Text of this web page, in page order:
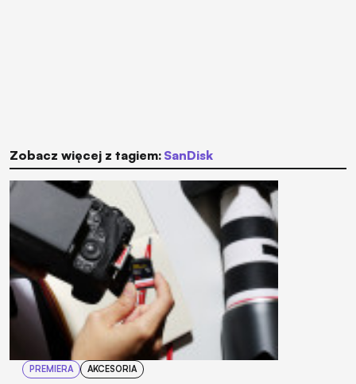
Zobacz więcej z tagiem: SanDisk
PREMIERA AKCESORIA